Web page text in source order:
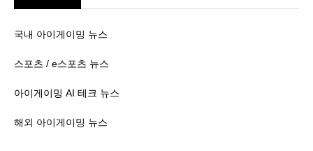
국내 아이게이밍 뉴스
스포츠 / e스포츠 뉴스
아이게이밍 AI 테크 뉴스
해외 아이게이밍 뉴스